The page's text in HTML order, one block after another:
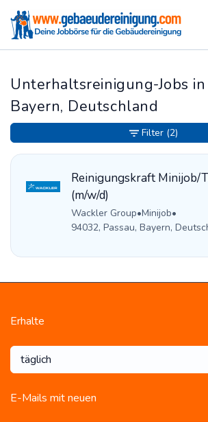
Unterhaltsreinigung-Jobs in
Bayern, Deutschland
Reinigungskraft Minijob/
(m/w/d)
Wackler Group•Minijob•
94032, Passau, Bayern,
Filter (2)
Erhalte
täglich
E-Mails mit neuen